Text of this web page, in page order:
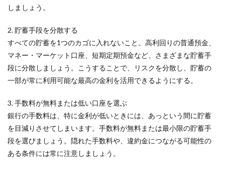
しましょう。
2. 貯蓄手段を分散する
すべての貯蓄を1つのカゴに入れないこと。高利回りの普通預金、
マネー・マーケット口座、短期定期預金など、さまざまな貯蓄手
段に分散しましょう。こうすることで、リスクを分散し、貯蓄の
一部が常に利用可能な最高の金利を活用できるようにする。
3. 手数料が無料または低い口座を選ぶ
銀行の手数料は、特に金利が低いときには、あっという間に貯蓄
を目減りさせてしまいます。手数料が無料または最小限の貯蓄手
段を選びましょう。隠れた手数料や、違約金につながる可能性の
ある条件には常に注意しましょう。